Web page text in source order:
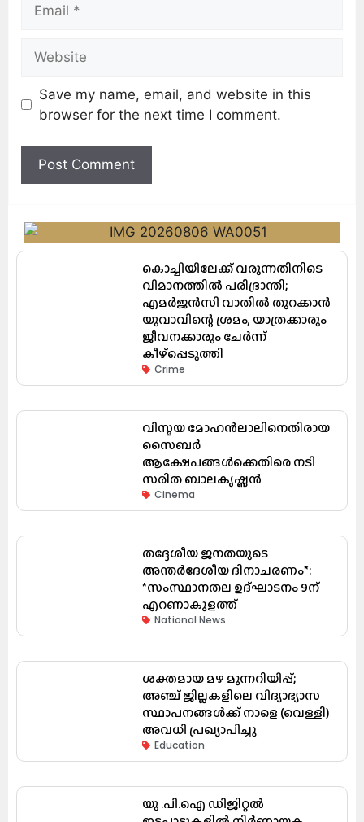
Save my name, email, and website in this
browser for the next time I comment.
കൊച്ചിയിലേക്ക് വരുന്നതിനിടെ
വിമാനത്തിൽ പരിഭ്രാന്തി;
എമർജൻസി വാതിൽ തുറക്കാൻ
യുവാവിന്റെ ശ്രമം, യാത്രക്കാരും
ജീവനക്കാരും ചേർന്ന്
കീഴ്പ്പെടുത്തി
Crime
വിസ്മയ മോഹൻലാലിനെതിരായ
സൈബർ
ആക്ഷേപങ്ങൾക്കെതിരെ നടി
സരിത ബാലകൃഷ്ണൻ
Cinema
തദ്ദേശീയ ജനതയുടെ
അന്തർദേശീയ ദിനാചരണം*:
*സംസ്ഥാനതല ഉദ്ഘാടനം 9ന്
എറണാകുളത്ത്
National News
ശക്തമായ മഴ മുന്നറിയിപ്പ്;
അഞ്ച് ജില്ലകളിലെ വിദ്യാഭ്യാസ
സ്ഥാപനങ്ങൾക്ക് നാളെ (വെള്ളി)
അവധി പ്രഖ്യാപിച്ചു
Education
യു .പി.ഐ ഡിജിറ്റൽ